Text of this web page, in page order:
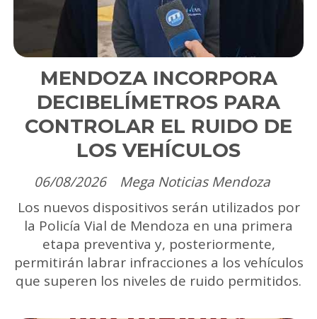
MENDOZA INCORPORA
DECIBELÍMETROS PARA
CONTROLAR EL RUIDO DE
LOS VEHÍCULOS
Mega Noticias Mendoza
06/08/2026
Los nuevos dispositivos serán utilizados por
la Policía Vial de Mendoza en una primera
etapa preventiva y, posteriormente,
permitirán labrar infracciones a los vehículos
que superen los niveles de ruido permitidos.